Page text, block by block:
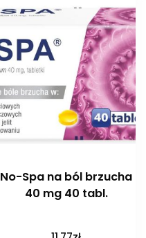
No-Spa na ból brzucha
40 mg 40 tabl.